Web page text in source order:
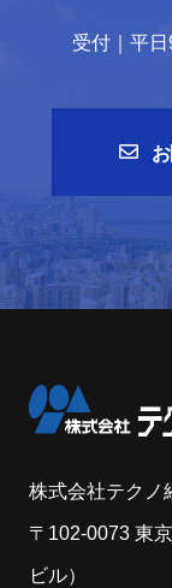
受付｜平
株式会社テクノ
〒102-0073 東
ビル）